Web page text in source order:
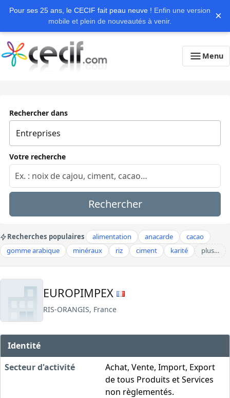
Pour ses 25 ans, le CECIF fait peau neuve ! Enfin une version
mobile et plein de nouveautés à venir.
×
Menu
Rechercher dans
Votre recherche
Rechercher
Recherches populaires alimentation anacarde
cacao
gomme arabique
minéraux riz ciment karité plus…
EUROPIMPEX
RIS-ORANGIS, France
Identité
Secteur d'activité
Achat, Vente, Import, Export
de tous Produits et Services
non règlementés.